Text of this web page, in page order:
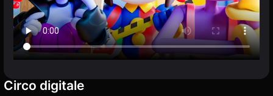
Circo digitale